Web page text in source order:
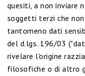
quesiti, a non inviare
soggetti terzi che
tantomeno dati
del d.lgs. 196/03
rivelare l'origine
filosofiche o di altro